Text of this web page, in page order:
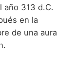
año 313 d.C.
en la
de una aura